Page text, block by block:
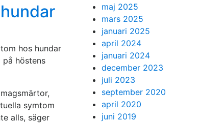
hos hundar
på höstens
symtom
alls, säger
maj 2025
mars 2025
januari 2025
april 2024
januari 2024
december 2023
juli 2023
september 2020
april 2020
juni 2019